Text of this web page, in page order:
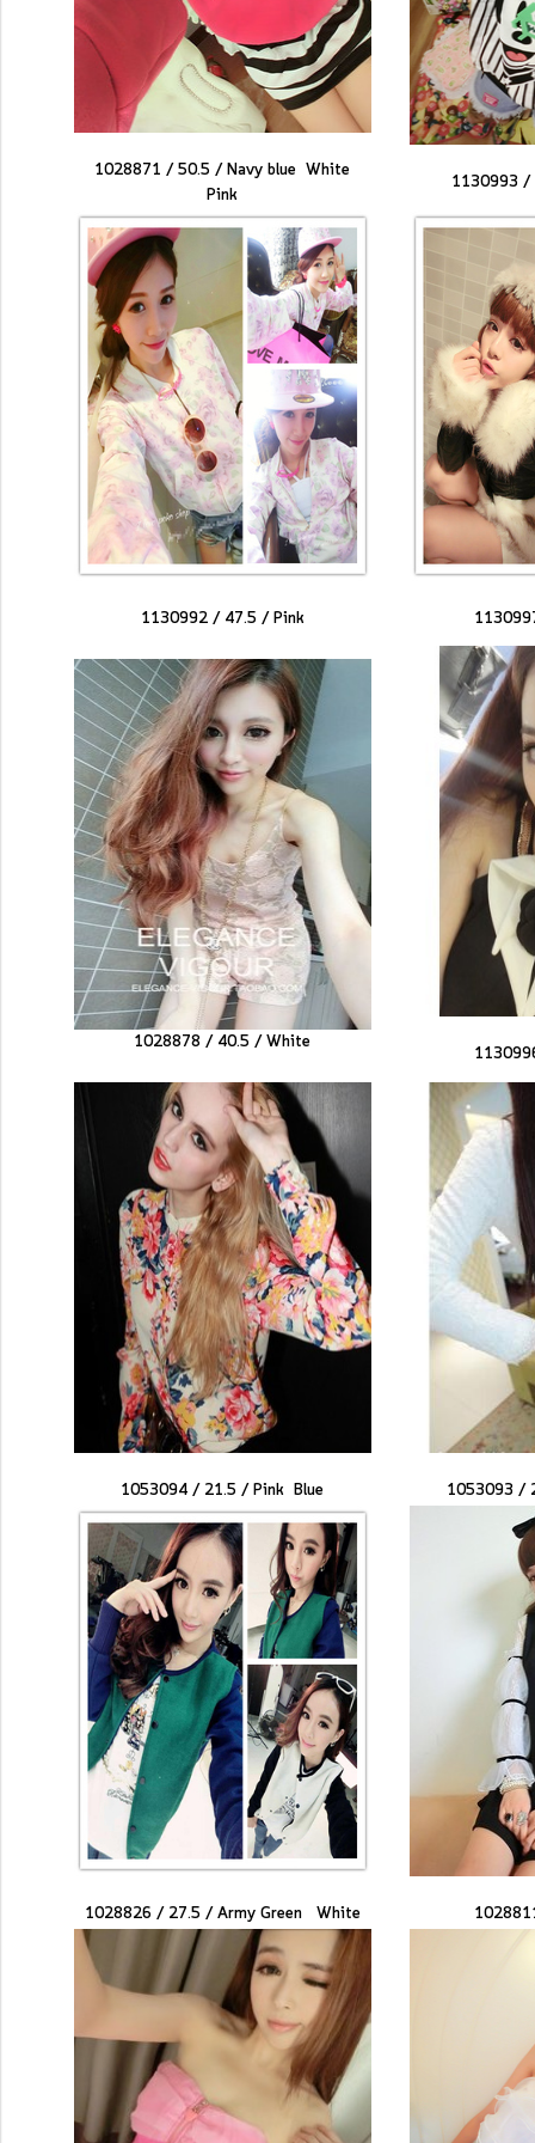
1028871 / 50.5 /Navy blue White
Pink
1130993
1130992 / 47.5 /Pink
1028878 / 40.5 / White
1053094 / 21.5 /Pink Blue 1053093 /
1028826 / 27.5 /Army Green White